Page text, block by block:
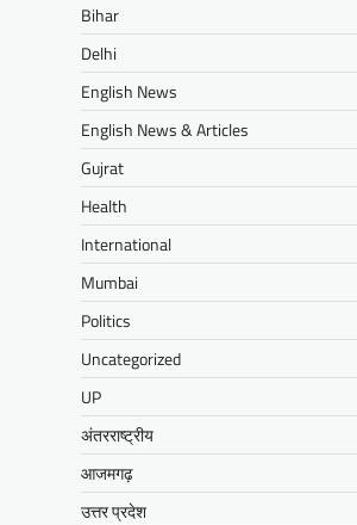
Bihar
Delhi
English News
English News & Articles
Gujrat
Health
International
Mumbai
Politics
Uncategorized
UP
अंतरराष्ट्रीय
आजमगढ़
उत्तर प्रदेश